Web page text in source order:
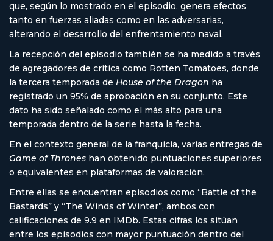
que, según lo mostrado en el episodio, genera efectos
tanto en fuerzas aliadas como en las adversarias,
alterando el desarrollo del enfrentamiento naval.
La recepción del episodio también se ha medido a través
de agregadores de crítica como Rotten Tomatoes, donde
la tercera temporada de House of the Dragon ha
registrado un 95% de aprobación en su conjunto. Este
dato ha sido señalado como el más alto para una
temporada dentro de la serie hasta la fecha.
En el contexto general de la franquicia, varias entregas de
Game of Thrones han obtenido puntuaciones superiores
o equivalentes en plataformas de valoración.
Entre ellas se encuentran episodios como “Battle of the
Bastards” y “The Winds of Winter”, ambos con
calificaciones de 9.9 en IMDb. Estas cifras los sitúan
entre los episodios con mayor puntuación dentro del